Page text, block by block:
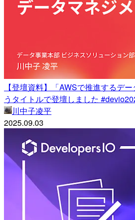
【登壇資料】「AWSで推進するデ
うタイトルで登壇しました
川中子凌平
2025.09.03